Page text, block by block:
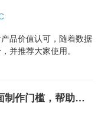
品价值认可，随着数据
并推荐大家使用。
基木鱼提升线索数据质量，降低页面制作门槛，帮助客户线上营销